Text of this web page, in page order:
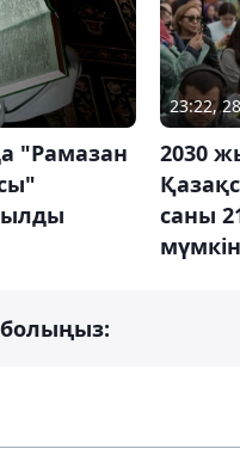
"Рамазан
23:22,
2030
саны
мүмкін